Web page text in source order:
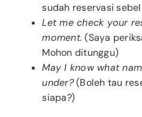
sudah reservasi
Let me check your
moment. (Saya
Mohon ditunggu)
May I know what
under?(Boleh tau
siapa?)